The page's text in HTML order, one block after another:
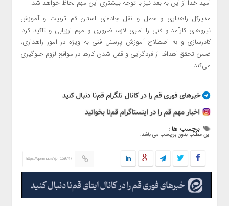
امید خدا از این به بعد نیز با توجه بیشتری این مهم لحاظ خواهد شد.
مدیرکل راهداری و حمل و نقل جاده‌ای استان قم تربیت و آموزش
نیروهای کارآمد و فنی را امری لازم، ضروری و مهم ارزیابی و تاکید کرد:
کادرسازی و به اصطلاح آموزش پرسنل فنی به ویژه در امور راهداری،
ضمن تحقق اهداف از فردگرایی و قفل شدن کارها در مواقع لزوم جلوگیری
می‌کند.
برچسب ها :
این مطلب بدون برچسب می باشد.
https://qomna.ir/?p=159747